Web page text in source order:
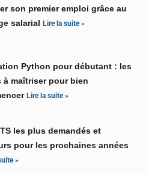
son premier emploi grâce au
salarialLire la suite »
Python pour débutant : les
à maîtriser pour bien
Lire la suite »
les plus demandés et
pour les prochaines années
»